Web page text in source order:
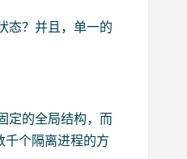
态？并且，单一的
定的全局结构，而
千个隔离进程的方